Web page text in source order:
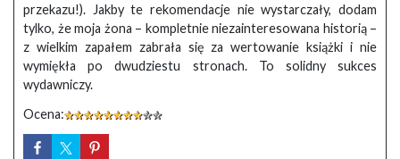
przekazu!). Jakby te rekomendacje nie wystarczały, dodam
tylko, że moja żona – kompletnie niezainteresowana historią –
z wielkim zapałem zabrała się za wertowanie książki i nie
wymiękła po dwudziestu stronach. To solidny sukces
wydawniczy.
Ocena: